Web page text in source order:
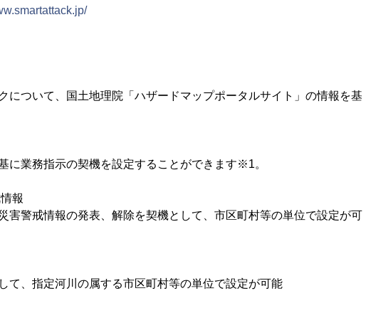
について、国土地理院「ハザードマップポータルサイト」の情報を基
に業務指示の契機を設定することができます※1。
報
害警戒情報の発表、解除を契機として、市区町村等の単位で設定が可
て、指定河川の属する市区町村等の単位で設定が可能